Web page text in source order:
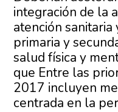
integración de la
atención sanitaria
primaria y
salud física y
que Entre las
2017 incluyen
centrada en la